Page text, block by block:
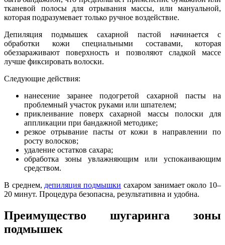
тканевой полосы для отрывания массы, или мануальной,
которая подразумевает только ручное воздействие.
Депиляция подмышек сахарной пастой начинается с
обработки кожи специальными составами, которая
обеззараживают поверхность и позволяют сладкой массе
лучше фиксировать волоски.
Следующие действия:
нанесение заранее подогретой сахарной пасты на
проблемный участок руками или шпателем;
приклеивание поверх сахарной массы полоски для
аппликации при бандажной методике;
резкое отрывание пасты от кожи в направлении по
росту волосков;
удаление остатков сахара;
обработка зоны увлажняющим или успокаивающим
средством.
В среднем, депиляция подмышки сахаром занимает около 10–
20 минут. Процедура безопасна, результативна и удобна.
Преимущество шугаринга зоны
подмышек